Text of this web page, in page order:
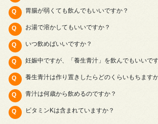
胃腸が弱くても飲んでもいいですか？
お湯で溶かしてもいいですか？
いつ飲めばいいですか？
妊娠中ですが、「養生青汁」を飲んでもいいで
養生青汁は作り置きしたらどのくらいもちます
青汁は何歳から飲めるのですか？
ビタミンKは含まれていますか？